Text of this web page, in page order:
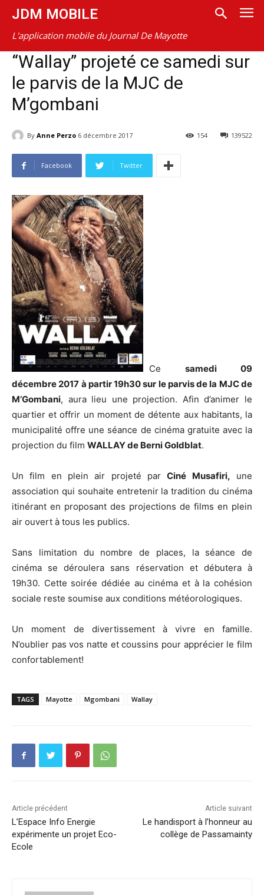
JDM MOBILE
L'application mobile du Journal De Mayotte
“Wallay” projeté ce samedi sur
le parvis de la MJC de
M’gombani
By Anne Perzo 6 décembre 2017 139522
154
Facebook Twitter
Ce samedi 09
décembre 2017 à partir 19h30 sur le parvis de la MJC de
M’Gombani, aura lieu une projection. Afin d’animer le
quartier et offrir un moment de détente aux habitants, la
municipalité offre une séance de cinéma gratuite avec la
projection du film WALLAY de Berni Goldblat.
Un film en plein air projeté parCiné Musafiri, une
association qui souhaite entretenir la tradition du cinéma
itinérant en proposant des projections de films en plein
air ouvert à tous les publics.
Sans limitation du nombre de places, la séance de
cinéma se déroulera sans réservation et débutera à
19h30. Cette soirée dédiée au cinéma et à la cohésion
sociale reste soumise aux conditions météorologiques.
Un moment de divertissement à vivre en famille.
N’oublier pas vos natte et coussins pour apprécier le film
confortablement!
TAGS Mayotte Mgombani Wallay
Article précédent
L’Espace Info Energie
expérimente un projet Eco-
Ecole
Article suivant
Le handisport à l’honneur au
collège de Passamainty